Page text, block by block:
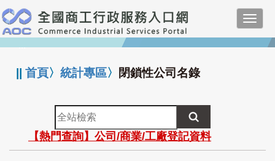
跳
到
主
要
:::
||首頁〉統計專區〉 閉鎖性公司名錄
全
站
檢
索
【熱門查詢】公司/商業/工廠登記資料